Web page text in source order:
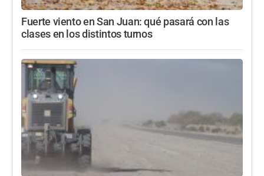
Fuerte viento en San Juan: qué pasará con las
clases en los distintos turnos